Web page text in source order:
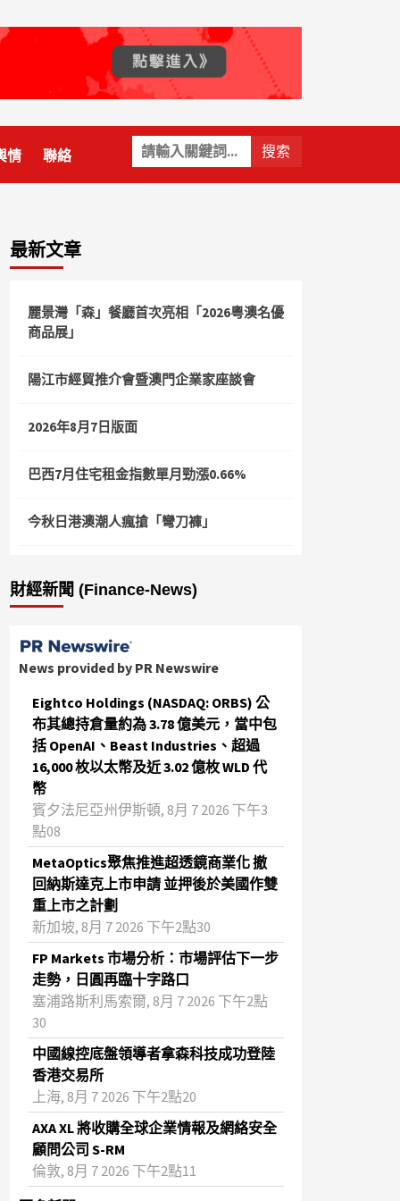
關
鍵
字:
情 聯絡
最新文章
麗景灣「森」餐廳首次亮相「2026粵澳名優
商品展」
陽江市經貿推介會暨澳門企業家座談會
2026年8月7日版面
巴西7月住宅租金指數單月勁漲0.66%
今秋日港澳潮人瘋搶「彎刀褲」
財經新聞 (Finance-News)
News provided by PR Newswire
Eightco Holdings (NASDAQ: ORBS) 公
布其總持倉量約為 3.78 億美元，當中包
括 OpenAI、Beast Industries、超過
16,000 枚以太幣及近 3.02 億枚 WLD 代
幣
賓夕法尼亞州伊斯頓, 8月 7 2026 下午3
點08
MetaOptics聚焦推進超透鏡商業化 撤
回納斯達克上市申請 並押後於美國作雙
重上市之計劃
新加坡, 8月 7 2026 下午2點30
FP Markets 市場分析：市場評估下一步
走勢，日圓再臨十字路口
塞浦路斯利馬索爾, 8月 7 2026 下午2點
30
中國線控底盤領導者拿森科技成功登陸
香港交易所
上海, 8月 7 2026 下午2點20
AXA XL 將收購全球企業情報及網絡安全
顧問公司 S-RM
倫敦, 8月 7 2026 下午2點11